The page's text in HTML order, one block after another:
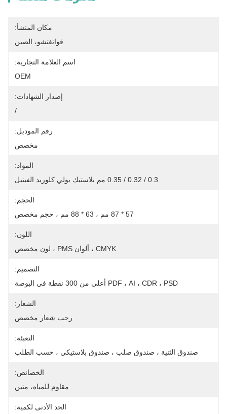
مكان المنشأ:
قوانغتشو، الصين
اسم العلامة التجارية:
OEM
إصدار الشهادات:
/
رقم الموديل:
مخصص
المواد:
0.3 / 0.32 / 0.35 مم بلاستيك بولي كلوريد الفينيل
الحجم:
57 * 87 مم ، 63 * 88 مم ، حجم مخصص
اللون:
CMYK ، ألوان PMS ، لون مخصص
التصميم:
PDF ، AI ، CDR ، PSD أعلى من 300 نقطة في البوصة
الشعار:
رحب شعار مخصص
التعبئة:
صندوق الثنية ، صندوق صلب ، صندوق بلاستيكي ، حسب الطلب
الخصائص:
مقاوم للمياه، متين
الحد الأدنى لكمية: